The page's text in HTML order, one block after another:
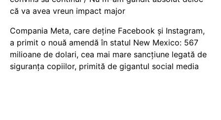
că va avea vreun impact major
Compania Meta, care deține Facebook și Instagram,
a primit o nouă amendă în statul New Mexico: 567
milioane de dolari, cea mai mare sancțiune legată de
siguranța copiilor, primită de gigantul social media